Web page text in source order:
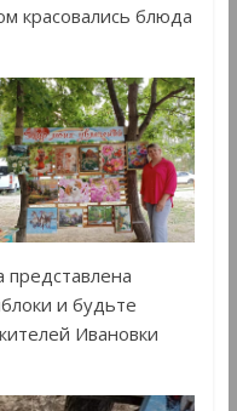
красовались блюда
представлена
и будьте
Ивановки